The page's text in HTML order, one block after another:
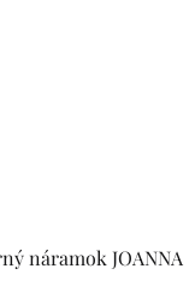
náramok JOANNA